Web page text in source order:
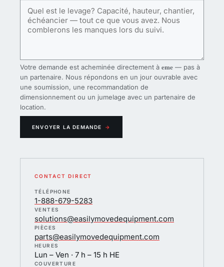
Votre demande est acheminée directement à eme— pas à
un partenaire. Nous répondons en un jour ouvrable avec
une soumission, une recommandation de
dimensionnement ou un jumelage avec un partenaire de
location.
ENVOYER LA DEMANDE →
CONTACT DIRECT
TÉLÉPHONE
1-888-679-5283
VENTES
solutions@easilymovedequipment.com
PIÈCES
parts@easilymovedequipment.com
HEURES
Lun – Ven · 7 h – 15 h HE
COUVERTURE